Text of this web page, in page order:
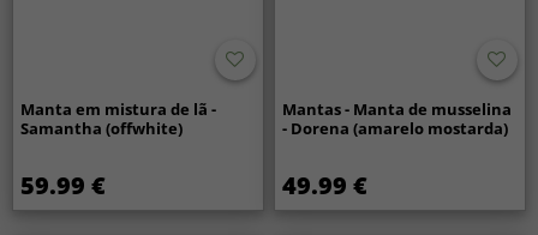
Manta em mistura de lã -
Samantha (offwhite)
59.99 €
Mantas - Manta de musselina
- Dorena (amarelo mostarda)
49.99 €